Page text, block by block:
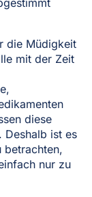
die Müdigkeit
mit der Zeit
diese
Deshalb ist es
betrachten,
nur zu